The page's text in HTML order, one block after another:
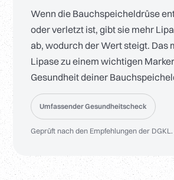
Wenn die Bauchspeicheldrüse
oder verletzt ist, gibt sie mehr
ab, wodurch der Wert steigt. Das
Lipase zu einem wichtigen
Gesundheit deiner
Umfassender Gesundheitscheck
Geprüft nach den Empfehlungen der DGKL.